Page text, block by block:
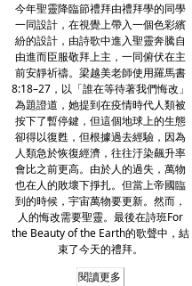
今年聖靈降臨節禮拜由禮拜學的同學
一同設計，在視覺上帶入一個色彩繽
紛的設計，由詩歌中進入聖靈奔騰自
由進而臣服敬拜上主，一同俯伏在主
前安靜祈禱。梁越美老師使用羅馬書
8:18–27，以「誰在等待著我們悔改」
為題證道，她提到在疫情時代人類被
按下了暫停鍵，但這個地球上的生態
卻得以復甦，但根據過去經驗，因為
人類急於恢復經濟，往往汙染飆升率
會比之前更高。由於人的過失，萬物
也在人的敗壞下掙扎。但當上帝國臨
到的時候，宇宙萬物要更新。然而，
人的悔改需要聖靈。最後在詩班For
the Beauty of the Earth的歌聲中，結
束了今天的禮拜。
閱讀更多